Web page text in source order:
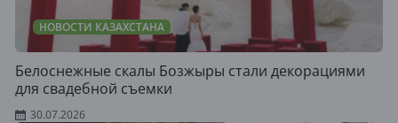
НОВОСТИ КАЗАХСТАНА
Белоснежные скалы Бозжыры стали декорациями
для свадебной съемки
30.07.2026